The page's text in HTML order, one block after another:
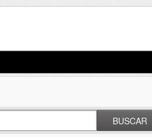
BUSCAR